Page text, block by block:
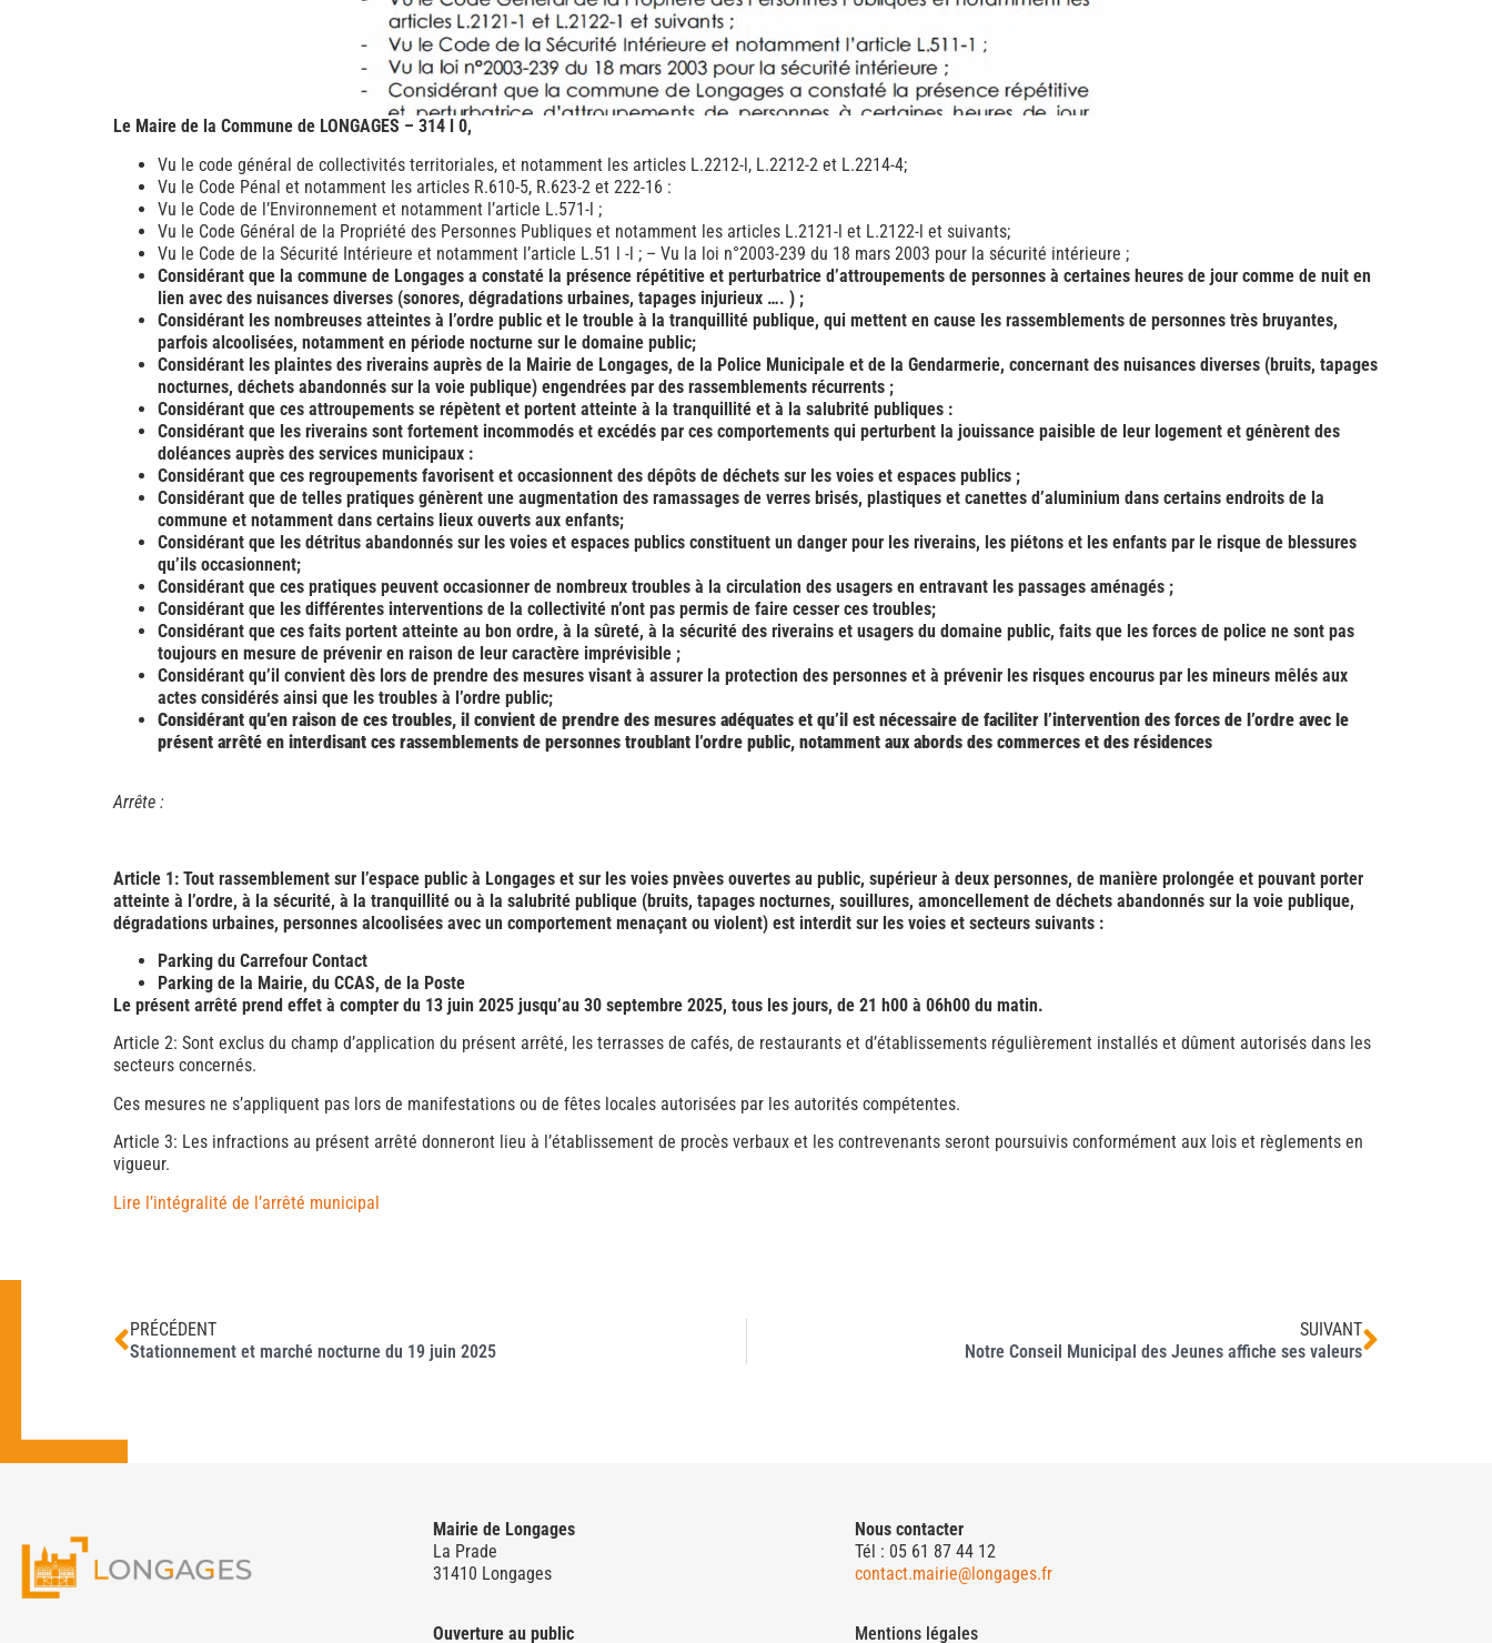
Le Maire de la Commune de LONGAGES – 314 l 0,
Vu le code général de collectivités territoriales, et notamment les articles L.2212-l, L.2212-2 et L.2214-4;
Vu le Code Pénal et notamment les articles R.610-5, R.623-2 et 222-16 :
Vu le Code de l’Environnement et notamment l’article L.571-l ;
Vu le Code Général de la Propriété des Personnes Publiques et notamment les articles L.2121-l et L.2122-l et suivants;
Vu le Code de la Sécurité Intérieure et notamment l’article L.51 l -l ; – Vu la loi n°2003-239 du 18 mars 2003 pour la sécurité intérieure ;
Considérant que la commune de Longages a constaté la présence répétitive et perturbatrice d’attroupements de personnes à certaines heures de jour comme de nuit en
lien avec des nuisances diverses (sonores, dégradations urbaines, tapages injurieux …. ) ;
Considérant les nombreuses atteintes à l’ordre public et le trouble à la tranquillité publique, qui mettent en cause les rassemblements de personnes très bruyantes,
parfois alcoolisées, notamment en période nocturne sur le domaine public;
Considérant les plaintes des riverains auprès de la Mairie de Longages, de la Police Municipale et de la Gendarmerie, concernant des nuisances diverses (bruits, tapages
nocturnes, déchets abandonnés sur la voie publique) engendrées par des rassemblements récurrents ;
Considérant que ces attroupements se répètent et portent atteinte à la tranquillité et à la salubrité publiques :
Considérant que les riverains sont fortement incommodés et excédés par ces comportements qui perturbent la jouissance paisible de leur logement et génèrent des
doléances auprès des services municipaux :
Considérant que ces regroupements favorisent et occasionnent des dépôts de déchets sur les voies et espaces publics ;
Considérant que de telles pratiques génèrent une augmentation des ramassages de verres brisés, plastiques et canettes d’aluminium dans certains endroits de la
commune et notamment dans certains lieux ouverts aux enfants;
Considérant que les détritus abandonnés sur les voies et espaces publics constituent un danger pour les riverains, les piétons et les enfants par le risque de blessures
qu’ils occasionnent;
Considérant que ces pratiques peuvent occasionner de nombreux troubles à la circulation des usagers en entravant les passages aménagés ;
Considérant que les différentes interventions de la collectivité n’ont pas permis de faire cesser ces troubles;
Considérant que ces faits portent atteinte au bon ordre, à la sûreté, à la sécurité des riverains et usagers du domaine public, faits que les forces de police ne sont pas
toujours en mesure de prévenir en raison de leur caractère imprévisible ;
Considérant qu’il convient dès lors de prendre des mesures visant à assurer la protection des personnes et à prévenir les risques encourus par les mineurs mêlés aux
actes considérés ainsi que les troubles à l’ordre public;
Considérant qu’en raison de ces troubles, il convient de prendre des mesures adéquates et qu’il est nécessaire de faciliter l’intervention des forces de l’ordre avec le
présent arrêté en interdisant ces rassemblements de personnes troublant l’ordre public, notamment aux abords des commerces et des résidences
Arrête :
Article 1: Tout rassemblement sur l’espace public à Longages et sur les voies pnvèes ouvertes au public, supérieur à deux personnes, de manière prolongée et pouvant porter
atteinte à l’ordre, à la sécurité, à la tranquillité ou à la salubrité publique (bruits, tapages nocturnes, souillures, amoncellement de déchets abandonnés sur la voie publique,
dégradations urbaines, personnes alcoolisées avec un comportement menaçant ou violent) est interdit sur les voies et secteurs suivants :
Parking du Carrefour Contact
Parking de la Mairie, du CCAS, de la Poste
Le présent arrêté prend effet à compter du 13 juin 2025 jusqu’au 30 septembre 2025, tous les jours, de 21 h00 à 06h00 du matin.
Article 2: Sont exclus du champ d’application du présent arrêté, les terrasses de cafés, de restaurants et d’établissements régulièrement installés et dûment autorisés dans les
secteurs concernés.
Ces mesures ne s’appliquent pas lors de manifestations ou de fêtes locales autorisées par les autorités compétentes.
Article 3: Les infractions au présent arrêté donneront lieu à l’établissement de procès verbaux et les contrevenants seront poursuivis conformément aux lois et règlements en
vigueur.
Lire l’intégralité de l’arrêté municipal
PRÉCÉDENT
Stationnement et marché nocturne du 19 juin 2025
SUIVANT
Notre Conseil Municipal des Jeunes affiche ses valeurs
Mairie de Longages
La Prade
31410 Longages
Ouverture au public
Nous contacter
Tél : 05 61 87 44 12
contact.mairie@longages.fr
Mentions légales